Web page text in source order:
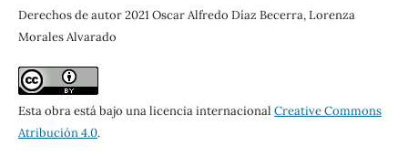
Derechos de autor 2021 Oscar Alfredo Díaz Becerra, Lorenza
Morales Alvarado
Esta obra está bajo una licencia internacional Creative Commons
Atribución 4.0.